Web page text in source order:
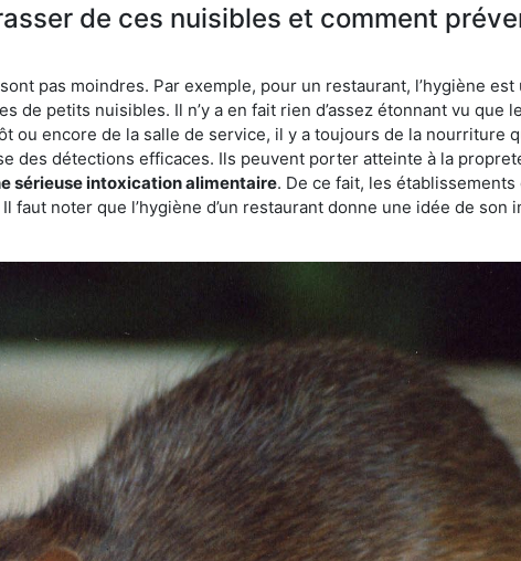
de ces nuisibles et comment
pas moindres. Par exemple, pour un restaurant, l’hygiène
de petits nuisibles. Il n’y a en fait rien d’assez étonnant vu que
ou encore de la salle de service, il y a toujours de la nourriture
des détections efficaces. Ils peuvent porter atteinte à la
sérieuse intoxication alimentaire. De ce fait, les
noter que l’hygiène d’un restaurant donne une idée de son